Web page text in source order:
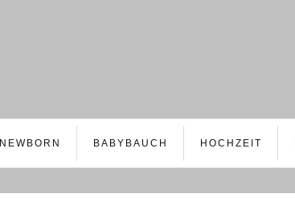
NEWBORN BABYBAUCH HOCHZEIT